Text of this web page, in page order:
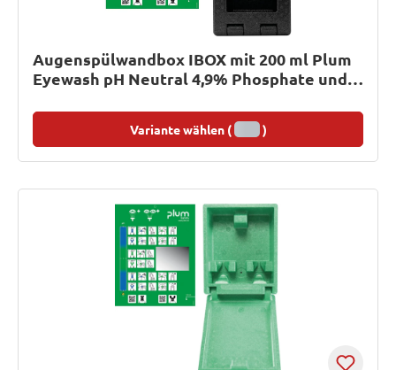
Augenspülwandbox IBOX mit 200 ml Plum
Eyewash pH Neutral 4,9% Phosphate und
Chloride
Variante wählen ( )